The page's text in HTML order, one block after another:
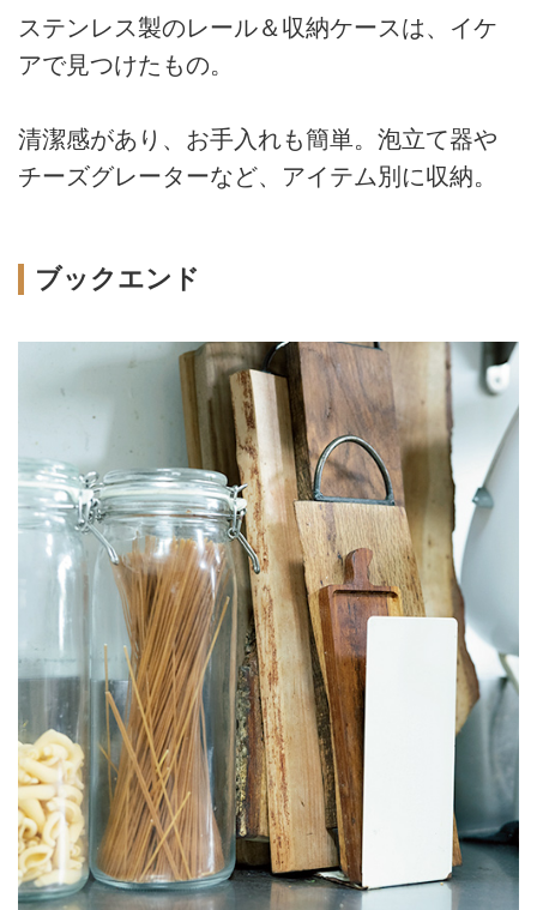
ステンレス製のレール＆収納ケースは、イケ
アで見つけたもの。
清潔感があり、お手入れも簡単。泡立て器や
チーズグレーターなど、アイテム別に収納。
ブックエンド